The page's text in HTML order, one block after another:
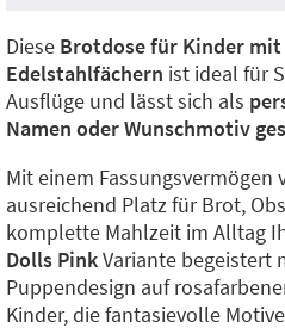
Diese Brotdose für Kinder mit
Edelstahlfächern ist ideal für
Ausflüge und lässt sich als
Namen oder Wunschmotiv
Mit einem Fassungsvermögen
ausreichend Platz für Brot,
komplette Mahlzeit im Alltag
Dolls PinkVariante begeistert
Puppendesign auf
Kinder, die fantasievolle